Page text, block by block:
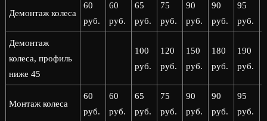
Демонтаж колеса
60
руб.
60
руб.
65
руб.
75
руб.
90
руб.
90
руб.
95
руб.
Демонтаж
колеса, профиль
ниже 45
100
руб.
120
руб.
150
руб.
180
руб.
190
руб.
Монтаж колеса
60
руб.
60
руб.
65
руб.
75
руб.
90
руб.
90
руб.
95
руб.